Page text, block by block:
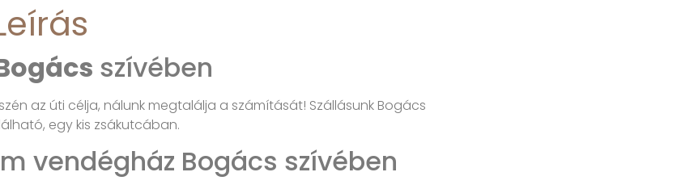
szívében
az úti célja, nálunk megtalálja a számítását! Szállásunk Bogács
egy kis zsákutcában.
vendégház Bogács szívében